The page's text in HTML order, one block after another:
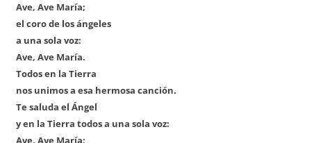
Ave, Ave María;
el coro de los ángeles
a una sola voz:
Ave, Ave María.
Todos en la Tierra
nos unimos a esa hermosa canción.
Te saluda el Ángel
y en la Tierra todos a una sola voz:
Ave, Ave María;